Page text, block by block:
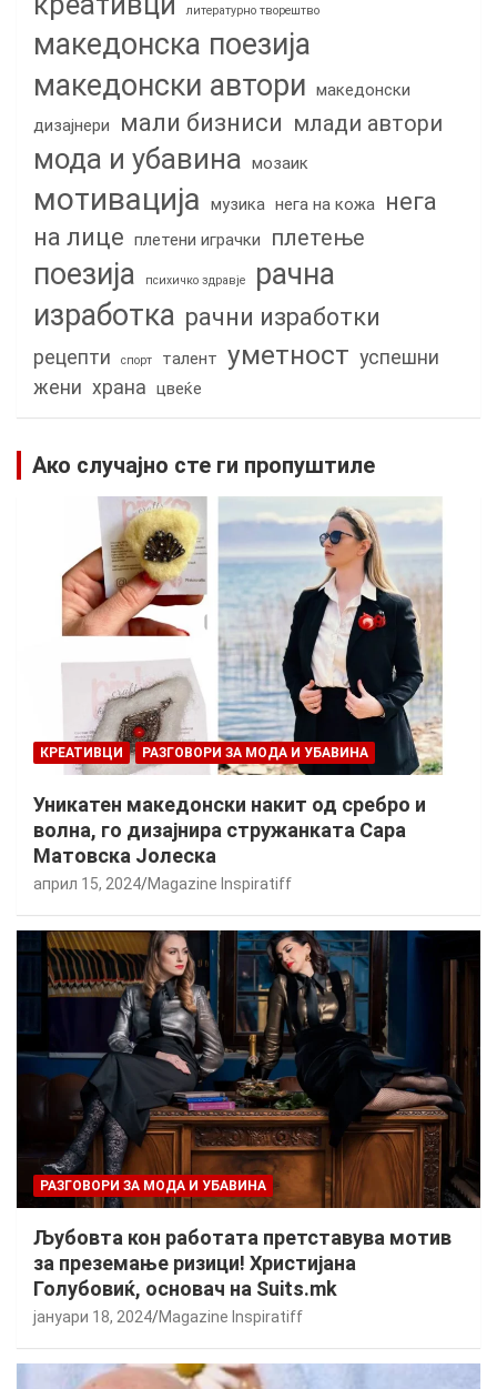
литературно творештво
македонска поезија
македонски автори македонски
дизајнери
мали бизниси млади автори
мода и убавина мозаик
мотивација музика нега на кожа
нега
на лице плетени играчки плетење
поезија психичко здравје
рачна
изработка рачни изработки
рецепти спорт талент уметност успешни
жени храна цвеќе
Ако случајно сте ги пропуштиле
КРЕАТИВЦИ РАЗГОВОРИ ЗА МОДА И УБАВИНА
Уникатен македонски накит од сребро и
волна, го дизајнира стружанката Сара
Матовска Јолеска
април 15, 2024 Magazine Inspiratiff
РАЗГОВОРИ ЗА МОДА И УБАВИНА
Љубовта кон работата претставува мотив
за преземање ризици! Христијана
Голубовиќ, основач на Suits.mk
јануари 18, 2024 Magazine Inspiratiff